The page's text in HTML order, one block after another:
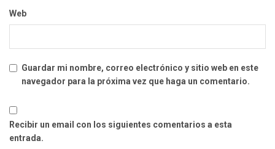
Web
Guardar mi nombre, correo electrónico y sitio web en este
navegador para la próxima vez que haga un comentario.
Recibir un email con los siguientes comentarios a esta
entrada.